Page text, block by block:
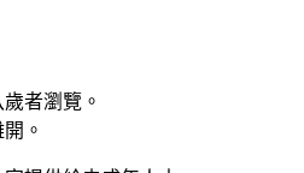
者瀏覽。
。